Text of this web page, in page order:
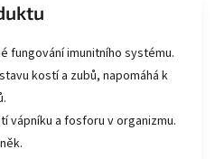
fungování imunitního systému.
kostí a zubů, napomáhá k
vápníku a fosforu v organizmu.